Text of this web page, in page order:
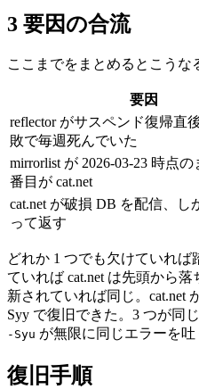
3 要因の合流
ここまでをまとめるとこうな
要因
reflector がサスペンド復帰直
敗で毎週死んでいた
mirrorlist が 2026-03-23 時点
番目が cat.net
cat.net が破損 DB を配信、し
って返す
どれか 1 つでも欠けていれば
ていれば cat.net は先頭から
新されていれば同じ。cat.net
Syy で復旧できた。3 つが同
-Syu が無限に同じエラーを吐
復旧手順